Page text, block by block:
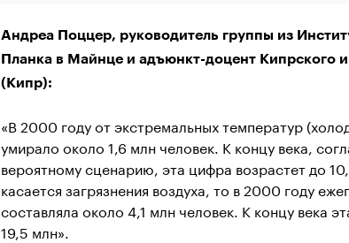
00:00 / 00:00
Андреа Поццер, руководитель группы из
Планка в Майнце и адъюнкт-доцент Кипрского
(Кипр):
«В 2000 году от экстремальных температур
умирало около 1,6 млн человек. К концу века,
вероятному сценарию, эта цифра возрастет до
касается загрязнения воздуха, то в 2000 году
составляла около 4,1 млн человек. К концу века
19,5 млн».